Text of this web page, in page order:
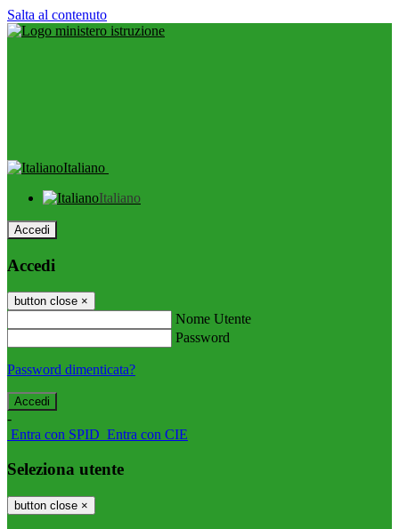
Salta al contenuto
Italiano
Italiano
Accedi
Accedi
button close ×
Nome Utente
Password
Password dimenticata?
-
Entra con SPID Entra con CIE
Seleziona utente
button close ×